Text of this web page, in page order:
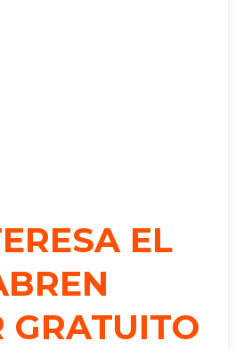
EL
GRATUITO